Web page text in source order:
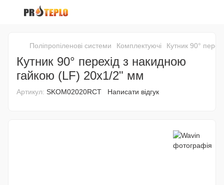
Поліпропіленові системи Комплектуючі Кутник 90°
Кутник 90° перехід з накидною
гайкою (LF) 20x1/2" мм
Артикул: SKOM02020RCT Написати відгук